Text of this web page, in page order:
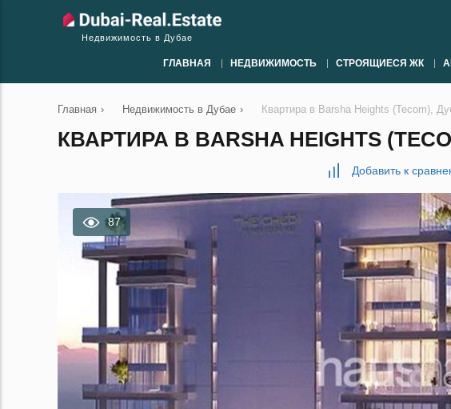
Недвижимость в Дубае
ГЛАВНАЯ НЕДВИЖИМОСТЬ СТРОЯЩИЕСЯ ЖК
Главная › Недвижимость в Дубае › Квартира в Barsha Heights (Tecom),
КВАРТИРА В BARSHA HEIGHTS
Добавить к
87